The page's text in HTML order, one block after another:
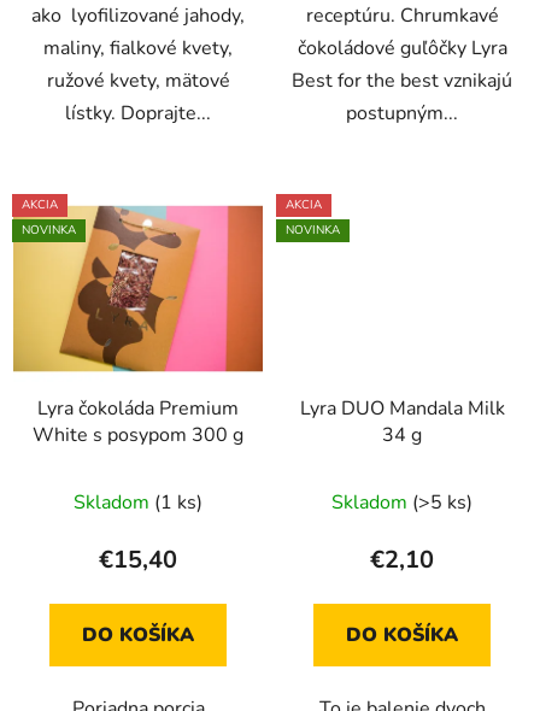
ako lyofilizované jahody,
maliny, fialkové kvety,
ružové kvety, mätové
lístky. Doprajte...
receptúru. Chrumkavé
čokoládové guľôčky Lyra
Best for the best vznikajú
postupným...
AKCIA
NOVINKA
Lyra čokoláda Premium
White s posypom 300 g
Skladom (1 ks)
€15,40
DO KOŠÍKA
AKCIA
NOVINKA
Lyra DUO Mandala Milk
34 g
Skladom (>5 ks)
€2,10
DO KOŠÍKA